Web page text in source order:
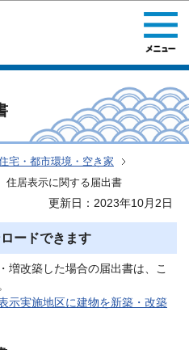
本文へ移動
宅・都市環境・空き家
住居表示に関する届出書
更新日：2023年10月2日
ードできます
増改築した場合の届出書は、こ
表示実施地区に建物を新築・改築